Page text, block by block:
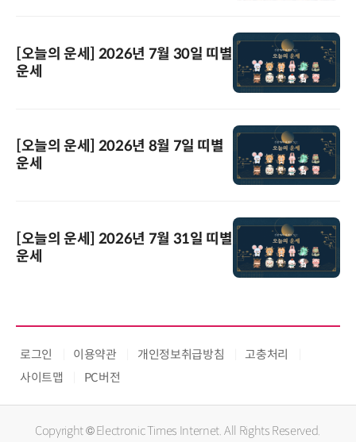
[오늘의 운세] 2026년 7월 30일 띠별
운세
[오늘의 운세] 2026년 8월 7일 띠별
운세
[오늘의 운세] 2026년 7월 31일 띠별
운세
로그인 이용약관 개인정보취급방침
고충처리
사이트맵
PC버전
Copyright © Electronic Times Internet. All Rights Reserved.